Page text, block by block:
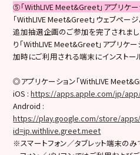
⑤「WithLIVE Meet&Greet」アプリケー
「WithLIVE Meet&Greet」ウェブペー
追加抽選企画のご参加を完了されま
り「WithLIVE Meet&Greet」アプリケ
加時にご利用される端末にインストー
◎アプリケーション「WithLIVE
iOS :https://apps.apple.com/jp/
Android :
https://play.google.com/store/
id=jp.withlive.greet.meet
※スマートフォン／タブレット端末のみ